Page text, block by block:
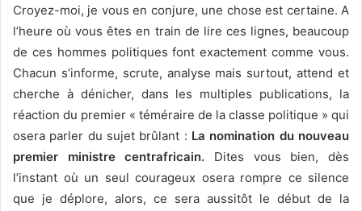
Croyez-moi, je vous en conjure, une chose est certaine. A
l’heure où vous êtes en train de lire ces lignes, beaucoup
de ces hommes politiques font exactement comme vous.
Chacun s’informe, scrute, analyse mais surtout, attend et
cherche à dénicher, dans les multiples publications, la
réaction du premier « téméraire de la classe politique » qui
osera parler du sujet brûlant : La nomination du nouveau
premier ministre centrafricain. Dites vous bien, dès
l’instant où un seul courageux osera rompre ce silence
que je déplore, alors, ce sera aussitôt le début de la